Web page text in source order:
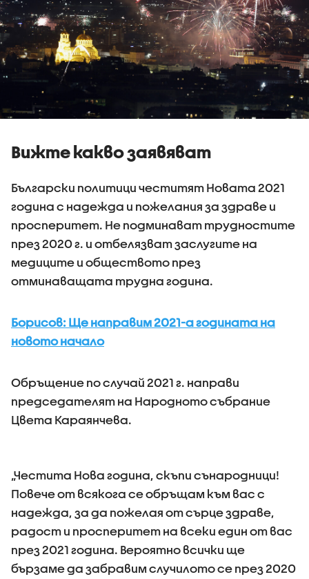
Вижте какво заявяват
Български политици честитят Новата 2021
година с надежда и пожелания за здраве и
просперитет. Не подминават трудностите
през 2020 г. и отбелязват заслугите на
медиците и обществото през
отминаващата трудна година.
Борисов: Ще направим 2021-а годината на
новото начало
Обръщение по случай 2021 г. направи
председателят на Народното събрание
Цвета Караянчева.
„Честита Нова година, скъпи сънародници!
Повече от всякога се обръщам към вас с
надежда, за да пожелая от сърце здраве,
радост и просперитет на всеки един от вас
през 2021 година. Вероятно всички ще
бързаме да забравим случилото се през 2020